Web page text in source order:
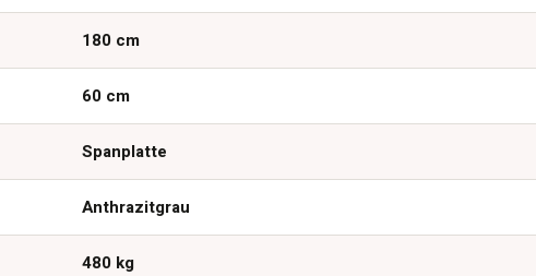
180 cm
60 cm
Spanplatte
Anthrazitgrau
480 kg